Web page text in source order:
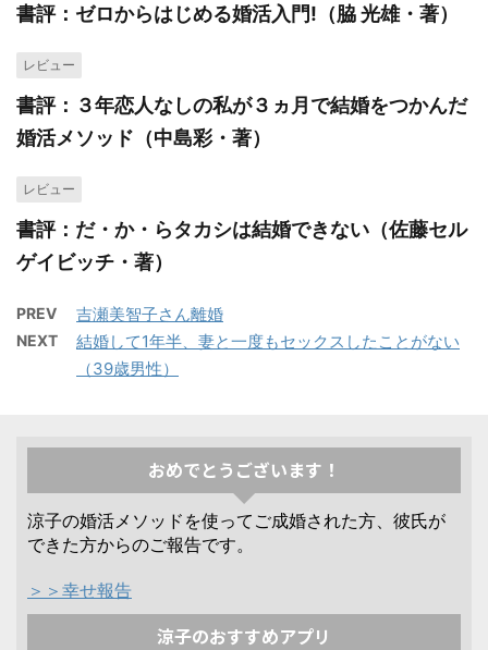
書評：ゼロからはじめる婚活入門!（脇 光雄・著）
レビュー
書評：３年恋人なしの私が３ヵ月で結婚をつかんだ
婚活メソッド（中島彩・著）
レビュー
書評：だ・か・らタカシは結婚できない（佐藤セル
ゲイビッチ・著）
PREV 吉瀬美智子さん離婚
NEXT
結婚して1年半、妻と一度もセックスしたことがない
（39歳男性）
おめでとうございます！
涼子の婚活メソッドを使ってご成婚された方、彼氏が
できた方からのご報告です。
＞＞幸せ報告
涼子のおすすめアプリ